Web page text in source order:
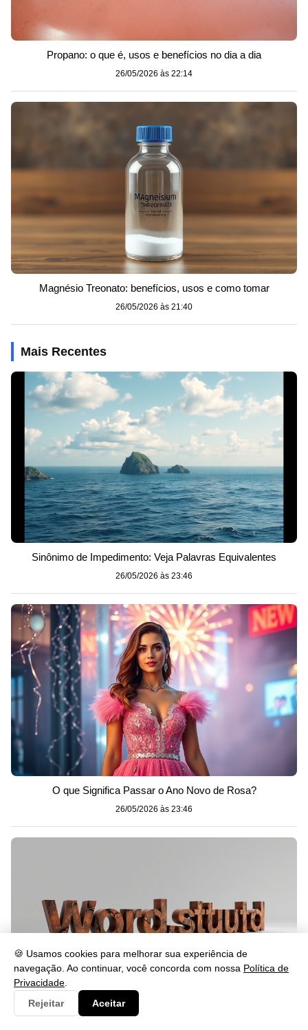
🍪 Usamos cookies para melhorar sua experiência de
navegação. Ao continuar, você concorda com nossa Política de
Privacidade
Rejeitar
Aceitar
Propano: o que é, usos e benefícios no dia a dia
26/05/2026 às 22:14
Magnésio Treonato: benefícios, usos e como tomar
26/05/2026 às 21:40
Mais Recentes
Sinônimo de Impedimento: Veja Palavras Equivalentes
26/05/2026 às 23:46
O que Significa Passar o Ano Novo de Rosa?
26/05/2026 às 23:46